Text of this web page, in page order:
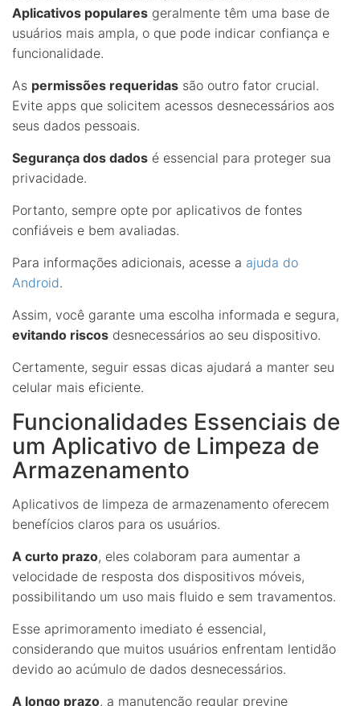
Aplicativos populares geralmente têm uma base de
usuários mais ampla, o que pode indicar confiança e
funcionalidade.
As permissões requeridas são outro fator crucial.
Evite apps que solicitem acessos desnecessários aos
seus dados pessoais.
Segurança dos dados é essencial para proteger sua
privacidade.
Portanto, sempre opte por aplicativos de fontes
confiáveis e bem avaliadas.
Para informações adicionais, acesse a ajuda do
Android.
Assim, você garante uma escolha informada e segura,
evitando riscos desnecessários ao seu dispositivo.
Certamente, seguir essas dicas ajudará a manter seu
celular mais eficiente.
Funcionalidades Essenciais de
um Aplicativo de Limpeza de
Armazenamento
Aplicativos de limpeza de armazenamento oferecem
benefícios claros para os usuários.
A curto prazo, eles colaboram para aumentar a
velocidade de resposta dos dispositivos móveis,
possibilitando um uso mais fluido e sem travamentos.
Esse aprimoramento imediato é essencial,
considerando que muitos usuários enfrentam lentidão
devido ao acúmulo de dados desnecessários.
A longo prazo, a manutenção regular previne